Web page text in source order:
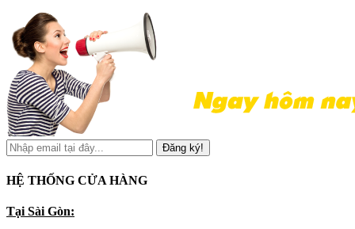
Đăng ký!
HỆ THỐNG CỬA HÀNG
Tại Sài Gòn: